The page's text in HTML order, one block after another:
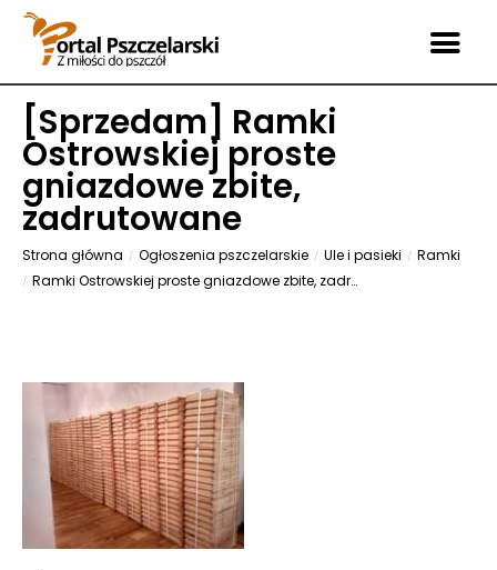
[Sprzedam] Ramki
Ostrowskiej proste
gniazdowe zbite,
zadrutowane
Strona główna Ogłoszenia pszczelarskie Ule i pasieki
Ramki
Ramki Ostrowskiej proste gniazdowe zbite, zadrutowane